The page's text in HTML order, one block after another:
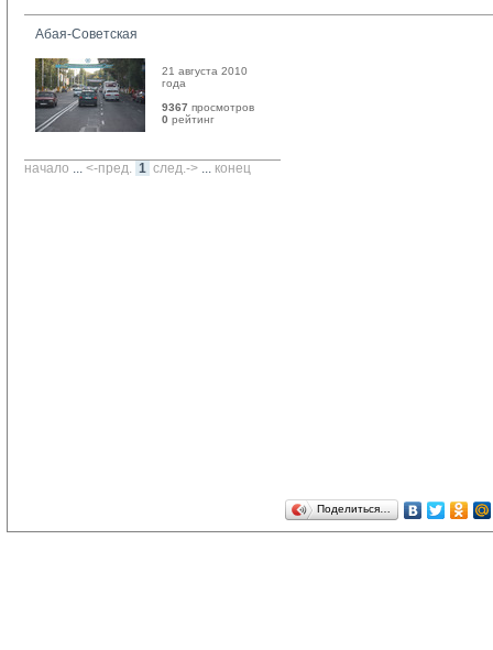
Абая-Советская
21 августа 2010
года
9367 просмотров
0 рейтинг
начало ... <-пред. 1 след.-> ... конец
Поделиться…